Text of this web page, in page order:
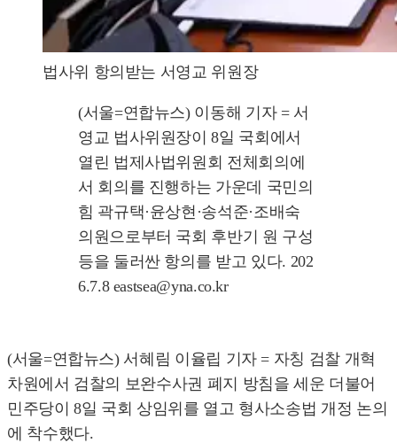
법사위 항의받는 서영교 위원장
(서울=연합뉴스) 이동해 기자 = 서
영교 법사위원장이 8일 국회에서
열린 법제사법위원회 전체회의에
서 회의를 진행하는 가운데 국민의
힘 곽규택·윤상현·송석준·조배숙
의원으로부터 국회 후반기 원 구성
등을 둘러싼 항의를 받고 있다. 202
6.7.8 eastsea@yna.co.kr
(서울=연합뉴스) 서혜림 이율립 기자 = 자칭 검찰 개혁
차원에서 검찰의 보완수사권 폐지 방침을 세운 더불어
민주당이 8일 국회 상임위를 열고 형사소송법 개정 논의
에 착수했다.